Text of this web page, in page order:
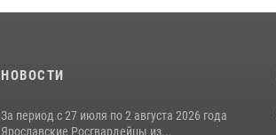
НОВОСТИ
За период с 27 июля по 2 августа 2026 года
Ярославские Росгвардейцы из...